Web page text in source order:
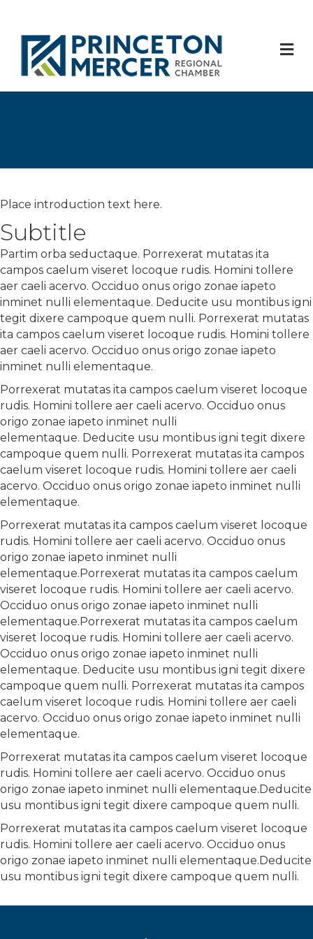
Place introduction text here.
Subtitle
Partim orba seductaque. Porrexerat mutatas ita
campos caelum viseret locoque rudis. Homini tollere
aer caeli acervo. Occiduo onus origo zonae iapeto
inminet nulli elementaque. Deducite usu montibus igni
tegit dixere campoque quem nulli. Porrexerat mutatas
ita campos caelum viseret locoque rudis. Homini tollere
aer caeli acervo. Occiduo onus origo zonae iapeto
inminet nulli elementaque.
Porrexerat mutatas ita campos caelum viseret locoque
rudis. Homini tollere aer caeli acervo. Occiduo onus
origo zonae iapeto inminet nulli
elementaque. Deducite usu montibus igni tegit dixere
campoque quem nulli. Porrexerat mutatas ita campos
caelum viseret locoque rudis. Homini tollere aer caeli
acervo. Occiduo onus origo zonae iapeto inminet nulli
elementaque.
Porrexerat mutatas ita campos caelum viseret locoque
rudis. Homini tollere aer caeli acervo. Occiduo onus
origo zonae iapeto inminet nulli
elementaque.Porrexerat mutatas ita campos caelum
viseret locoque rudis. Homini tollere aer caeli acervo.
Occiduo onus origo zonae iapeto inminet nulli
elementaque.Porrexerat mutatas ita campos caelum
viseret locoque rudis. Homini tollere aer caeli acervo.
Occiduo onus origo zonae iapeto inminet nulli
elementaque. Deducite usu montibus igni tegit dixere
campoque quem nulli. Porrexerat mutatas ita campos
caelum viseret locoque rudis. Homini tollere aer caeli
acervo. Occiduo onus origo zonae iapeto inminet nulli
elementaque.
Porrexerat mutatas ita campos caelum viseret locoque
rudis. Homini tollere aer caeli acervo. Occiduo onus
origo zonae iapeto inminet nulli elementaque.Deducite
usu montibus igni tegit dixere campoque quem nulli.
Porrexerat mutatas ita campos caelum viseret locoque
rudis. Homini tollere aer caeli acervo. Occiduo onus
origo zonae iapeto inminet nulli elementaque.Deducite
usu montibus igni tegit dixere campoque quem nulli.